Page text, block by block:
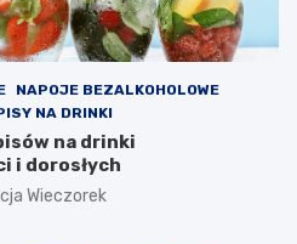
NAPOJE BEZALKOHOLOWE
NA DRINKI
na drinki
i dorosłych
Wieczorek